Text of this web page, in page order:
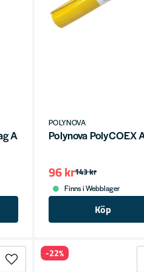
ABL 40x40x2,0x25
POLYNOVA
Polynova
143 kr
96 kr
Finns i Webblager
Köp
-22%